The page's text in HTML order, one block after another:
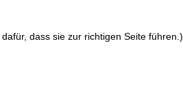
dass sie zur richtigen Seite führen.)